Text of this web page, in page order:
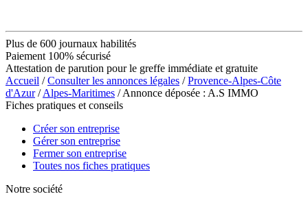
Plus de 600 journaux habilités
Paiement 100% sécurisé
Attestation de parution pour le greffe immédiate et gratuite
Accueil /Consulter les annonces légales /Provence-Alpes-Côte
d'Azur/Alpes-Maritimes / Annonce déposée : A.S IMMO
Fiches pratiques et conseils
Créer son entreprise
Gérer son entreprise
Fermer son entreprise
Toutes nos fiches pratiques
Notre société